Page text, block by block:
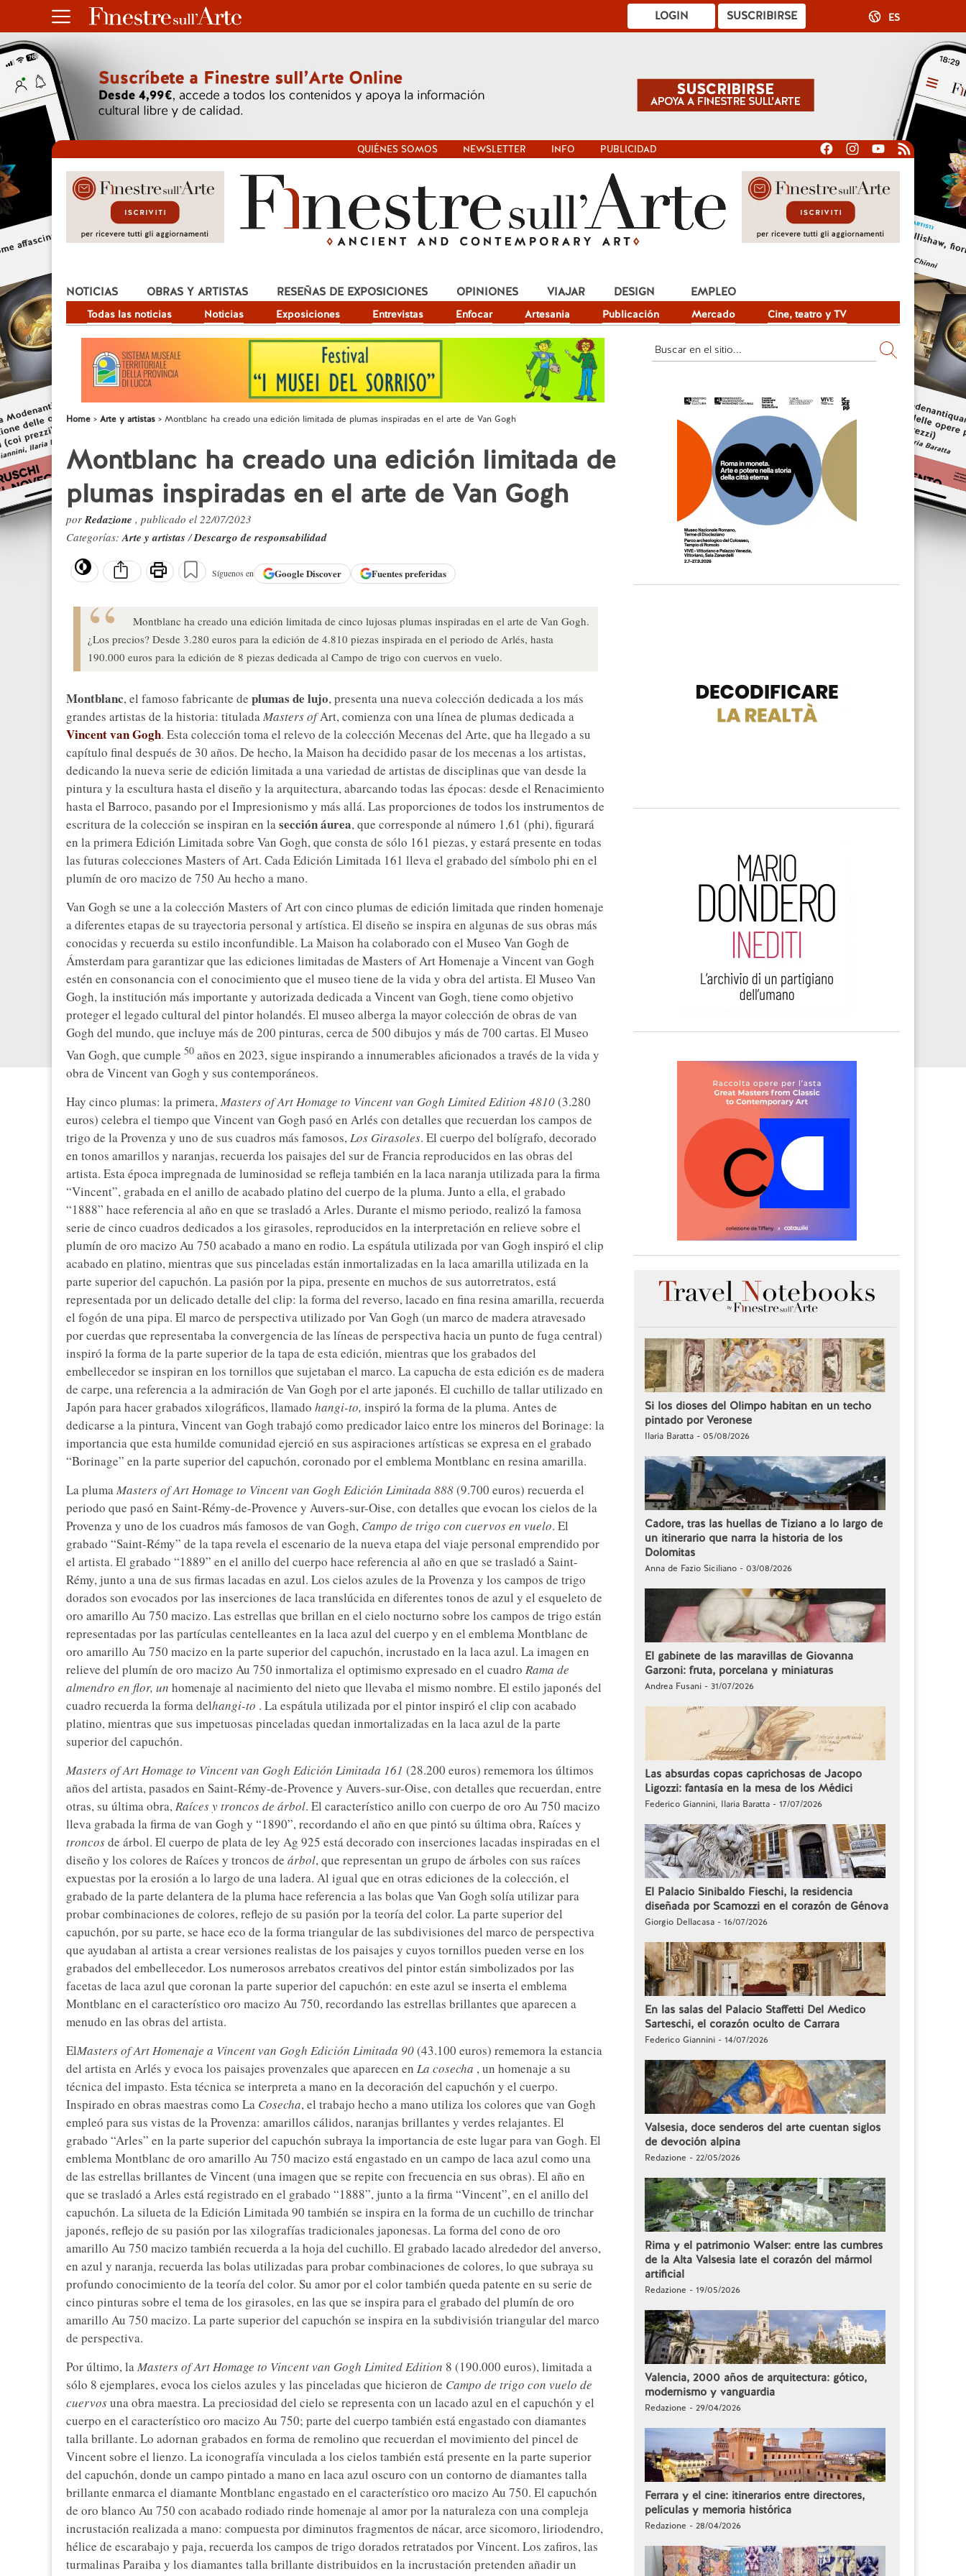
SUSCRIBIRSE
LOGIN ES
QUIÉNES SOMOS NEWSLETTER INFO PUBLICIDAD
NOTICIAS
Todas las noticias Noticias Exposiciones Entrevistas Enfocar Artesania Publicación Mercado Cine, teatro y TV
OBRAS Y ARTISTAS RESEÑAS DE EXPOSICIONES OPINIONES VIAJAR DESIGN EMPLEO
Home Arte y artistas Montblanc ha creado una edición limitada de plumas inspiradas en el arte de Van Gogh
Montblanc ha creado una edición limitada de
plumas inspiradas en el arte de Van Gogh
porRedazione , publicado el 22/07/2023
Categorías:Arte y artistas/Descargo de responsabilidad
Síguenos en GoogleDiscover Fuentes preferidas
Montblanc ha creado una edición limitada de cinco lujosas plumas inspiradas en el arte de Van Gogh.
¿Los precios? Desde 3.280 euros para la edición de 4.810 piezas inspirada en el periodo de Arlés, hasta
190.000 euros para la edición de 8 piezas dedicada al Campo de trigo con cuervos en vuelo.
Montblanc, el famoso fabricante de plumas de lujo, presenta una nueva colección dedicada a los más
grandes artistas de la historia: tituladaMasters ofArt, comienza con una línea de plumas dedicada a
Vincent van Gogh. Esta colección toma el relevo de la colección Mecenas del Arte, que ha llegado a su
capítulo final después de 30 años. De hecho, la Maison ha decidido pasar de los mecenas a los artistas,
dedicando la nueva serie de edición limitada a una variedad de artistas de disciplinas que van desde la
pintura y la escultura hasta el diseño y la arquitectura, abarcando todas las épocas: desde el Renacimiento
hasta el Barroco, pasando por el Impresionismo y más allá. Las proporciones de todos los instrumentos de
escritura de la colección se inspiran en lasección áurea, que corresponde al número 1,61 (phi), figurará
en la primera Edición Limitada sobre Van Gogh, que consta de sólo 161 piezas, y estará presente en todas
las futuras colecciones Masters of Art. Cada Edición Limitada 161 lleva el grabado del símbolo phi en el
plumín de oro macizo de 750 Au hecho a mano.
Van Gogh se une a la colección Masters of Art con cinco plumas de edición limitada que rinden homenaje
a diferentes etapas de su trayectoria personal y artística. El diseño se inspira en algunas de sus obras más
conocidas y recuerda su estilo inconfundible. La Maison ha colaborado con el Museo Van Gogh de
Ámsterdam para garantizar que las ediciones limitadas de Masters of Art Homenaje a Vincent van Gogh
estén en consonancia con el conocimiento que el museo tiene de la vida y obra del artista. El Museo Van
Gogh, la institución más importante y autorizada dedicada a Vincent van Gogh, tiene como objetivo
proteger el legado cultural del pintor holandés. El museo alberga la mayor colección de obras de van
Gogh del mundo, que incluye más de 200 pinturas, cerca de 500 dibujos y más de 700 cartas. El Museo
Van Gogh, que cumple 50 años en 2023, sigue inspirando a innumerables aficionados a través de la vida y
obra de Vincent van Gogh y sus contemporáneos.
Hay cinco plumas: la primera,Masters of Art Homage to Vincent van Gogh Limited Edition 4810(3.280
euros) celebra el tiempo que Vincent van Gogh pasó en Arlés con detalles que recuerdan los campos de
trigo de la Provenza y uno de sus cuadros más famosos,Los Girasoles. El cuerpo del bolígrafo, decorado
en tonos amarillos y naranjas, recuerda los paisajes del sur de Francia reproducidos en las obras del
artista. Esta época impregnada de luminosidad se refleja también en la laca naranja utilizada para la firma
“Vincent”, grabada en el anillo de acabado platino del cuerpo de la pluma. Junto a ella, el grabado
“1888” hace referencia al año en que se trasladó a Arles. Durante el mismo periodo, realizó la famosa
serie de cinco cuadros dedicados a los girasoles, reproducidos en la interpretación en relieve sobre el
plumín de oro macizo Au 750 acabado a mano en rodio. La espátula utilizada por van Gogh inspiró el clip
acabado en platino, mientras que sus pinceladas están inmortalizadas en la laca amarilla utilizada en la
parte superior del capuchón. La pasión por la pipa, presente en muchos de sus autorretratos, está
representada por un delicado detalle del clip: la forma del reverso, lacado en fina resina amarilla, recuerda
el fogón de una pipa. El marco de perspectiva utilizado por Van Gogh (un marco de madera atravesado
por cuerdas que representaba la convergencia de las líneas de perspectiva hacia un punto de fuga central)
inspiró la forma de la parte superior de la tapa de esta edición, mientras que los grabados del
embellecedor se inspiran en los tornillos que sujetaban el marco. La capucha de esta edición es de madera
de carpe, una referencia a la admiración de Van Gogh por el arte japonés. El cuchillo de tallar utilizado en
Japón para hacer grabados xilográficos, llamado hangi-to, inspiró la forma de la pluma. Antes de
dedicarse a la pintura, Vincent van Gogh trabajó como predicador laico entre los mineros del Borinage: la
importancia que esta humilde comunidad ejerció en sus aspiraciones artísticas se expresa en el grabado
“Borinage” en la parte superior del capuchón, coronado por el emblema Montblanc en resina amarilla.
La plumaMasters of Art Homage to Vincent van Gogh Edición Limitada 888(9.700 euros) recuerda el
periodo que pasó en Saint-Rémy-de-Provence y Auvers-sur-Oise, con detalles que evocan los cielos de la
Provenza y uno de los cuadros más famosos de van Gogh, Campo de trigo con cuervos en vuelo. El
grabado “Saint-Rémy” de la tapa revela el escenario de la nueva etapa del viaje personal emprendido por
el artista. El grabado “1889” en el anillo del cuerpo hace referencia al año en que se trasladó a Saint-
Rémy, junto a una de sus firmas lacadas en azul. Los cielos azules de la Provenza y los campos de trigo
dorados son evocados por las inserciones de laca translúcida en diferentes tonos de azul y el esqueleto de
oro amarillo Au 750 macizo. Las estrellas que brillan en el cielo nocturno sobre los campos de trigo están
representadas por las partículas centelleantes en la laca azul del cuerpo y en el emblema Montblanc de
oro amarillo Au 750 macizo en la parte superior del capuchón, incrustado en la laca azul. La imagen en
relieve del plumín de oro macizo Au 750 inmortaliza el optimismo expresado en el cuadro Rama de
almendro en flor, un homenaje al nacimiento del nieto que llevaba el mismo nombre. El estilo japonés del
cuadro recuerda la forma delhangi-to . La espátula utilizada por el pintor inspiró el clip con acabado
platino, mientras que sus impetuosas pinceladas quedan inmortalizadas en la laca azul de la parte
superior del capuchón.
Masters of Art Homage to Vincent van Gogh Edición Limitada 161 (28.200 euros) rememora los últimos
años del artista, pasados en Saint-Rémy-de-Provence y Auvers-sur-Oise, con detalles que recuerdan, entre
otras, su última obra,Raíces y troncos de árbol. El característico anillo con cuerpo de oro Au 750 macizo
lleva grabada la firma de van Gogh y “1890”, recordando el año en que pintó su última obra, Raíces y
troncosde árbol. El cuerpo de plata de ley Ag 925 está decorado con inserciones lacadas inspiradas en el
diseño y los colores de Raíces y troncos de árbol, que representan un grupo de árboles con sus raíces
expuestas por la erosión a lo largo de una ladera. Al igual que en otras ediciones de la colección, el
grabado de la parte delantera de la pluma hace referencia a las bolas que Van Gogh solía utilizar para
probar combinaciones de colores, reflejo de su pasión por la teoría del color. La parte superior del
capuchón, por su parte, se hace eco de la forma triangular de las subdivisiones del marco de perspectiva
que ayudaban al artista a crear versiones realistas de los paisajes y cuyos tornillos pueden verse en los
grabados del embellecedor. Los numerosos arrebatos creativos del pintor están simbolizados por las
facetas de laca azul que coronan la parte superior del capuchón: en este azul se inserta el emblema
Montblanc en el característico oro macizo Au 750, recordando las estrellas brillantes que aparecen a
menudo en las obras del artista.
ElMasters of Art Homenaje a Vincent van Gogh Edición Limitada 90(43.100 euros) rememora la estancia
del artista en Arlés y evoca los paisajes provenzales que aparecen en La cosecha , un homenaje a su
técnica del impasto. Esta técnica se interpreta a mano en la decoración del capuchón y el cuerpo.
Inspirado en obras maestras como La Cosecha, el trabajo hecho a mano utiliza los colores que van Gogh
empleó para sus vistas de la Provenza: amarillos cálidos, naranjas brillantes y verdes relajantes. El
grabado “Arles” en la parte superior del capuchón subraya la importancia de este lugar para van Gogh. El
emblema Montblanc de oro amarillo Au 750 macizo está engastado en un campo de laca azul como una
de las estrellas brillantes de Vincent (una imagen que se repite con frecuencia en sus obras). El año en
que se trasladó a Arles está registrado en el grabado “1888”, junto a la firma “Vincent”, en el anillo del
capuchón. La silueta de la Edición Limitada 90 también se inspira en la forma de un cuchillo de trinchar
japonés, reflejo de su pasión por las xilografías tradicionales japonesas. La forma del cono de oro
amarillo Au 750 macizo también recuerda a la hoja del cuchillo. El grabado lacado alrededor del anverso,
en azul y naranja, recuerda las bolas utilizadas para probar combinaciones de colores, lo que subraya su
profundo conocimiento de la teoría del color. Su amor por el color también queda patente en su serie de
cinco pinturas sobre el tema de los girasoles, en las que se inspira para el grabado del plumín de oro
amarillo Au 750 macizo. La parte superior del capuchón se inspira en la subdivisión triangular del marco
de perspectiva.
Por último, laMasters of Art Homage to Vincent van Gogh Limited Edition 8 (190.000 euros), limitada a
sólo 8 ejemplares, evoca los cielos azules y las pinceladas que hicieron de Campo de trigo con vuelo de
cuervosuna obra maestra. La preciosidad del cielo se representa con un lacado azul en el capuchón y el
cuerpo en el característico oro macizo Au 750; parte del cuerpo también está engastado con diamantes
talla brillante. Lo adornan grabados en forma de remolino que recuerdan el movimiento del pincel de
Vincent sobre el lienzo. La iconografía vinculada a los cielos también está presente en la parte superior
del capuchón, donde un campo pintado a mano en laca azul oscuro con un contorno de diamantes talla
brillante enmarca el diamante Montblanc engastado en el característico oro macizo Au 750. El capuchón
de oro blanco Au 750 con acabado rodiado rinde homenaje al amor por la naturaleza con una compleja
incrustación realizada a mano: compuesta por diminutos fragmentos de nácar, arce sicomoro, liriodendro,
hélice de escarabajo y paja, recuerda los campos de trigo dorados retratados por Vincent. Los zafiros, las
turmalinas Paraiba y los diamantes talla brillante distribuidos en la incrustación pretenden añadir un
Si los dioses del Olimpo habitan en un techo
pintado por Veronese
Ilaria Baratta - 05/08/2026
Cadore, tras las huellas de Tiziano a lo largo de
un itinerario que narra la historia de los
Dolomitas
Anna de Fazio Siciliano - 03/08/2026
El gabinete de las maravillas de Giovanna
Garzoni: fruta, porcelana y miniaturas
Andrea Fusani - 31/07/2026
Las absurdas copas caprichosas de Jacopo
Ligozzi: fantasía en la mesa de los Médici
Federico Giannini, Ilaria Baratta - 17/07/2026
El Palacio Sinibaldo Fieschi, la residencia
diseñada por Scamozzi en el corazón de Génova
Giorgio Dellacasa - 16/07/2026
En las salas del Palacio Staffetti Del Medico
Sarteschi, el corazón oculto de Carrara
Federico Giannini - 14/07/2026
Valsesia, doce senderos del arte cuentan siglos
de devoción alpina
Redazione - 22/05/2026
Rima y el patrimonio Walser: entre las cumbres
de la Alta Valsesia late el corazón del mármol
artificial
Redazione - 19/05/2026
Valencia, 2000 años de arquitectura: gótico,
modernismo y vanguardia
Redazione - 29/04/2026
Ferrara y el cine: itinerarios entre directores,
películas y memoria histórica
Redazione - 28/04/2026